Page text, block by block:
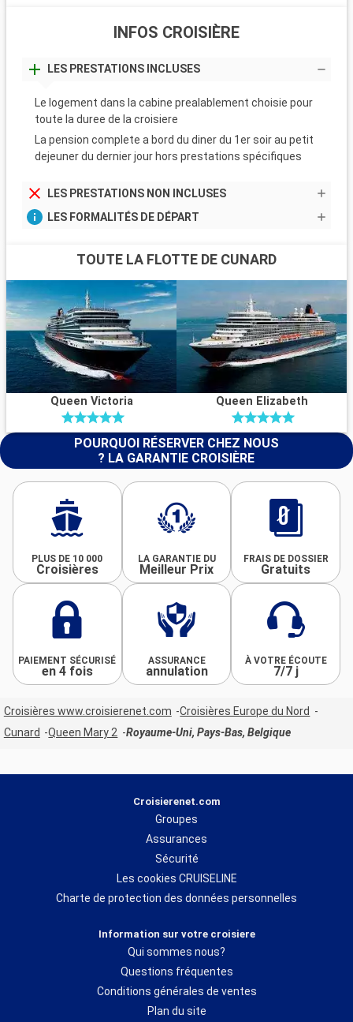
INFOS CROISIÈRE
LES PRESTATIONS INCLUSES
Le logement dans la cabine prealablement choisie pour
toute la duree de la croisiere
La pension complete a bord du diner du 1er soir au petit
dejeuner du dernier jour hors prestations spécifiques
LES PRESTATIONS NON INCLUSES
LES FORMALITÉS DE DÉPART
TOUTE LA FLOTTE DE CUNARD
Queen Victoria Queen Elizabeth
POURQUOI RÉSERVER CHEZ NOUS
? LA GARANTIE CROISIÈRE
PLUS DE 10 000
Croisières
LA GARANTIE DU
Meilleur Prix
FRAIS DE DOSSIER
Gratuits
PAIEMENT SÉCURISÉ
en 4 fois
ASSURANCE
annulation
À VOTRE ÉCOUTE
7/7 j
Croisières www.croisierenet.com
Croisières Europe du Nord
Cunard
Queen Mary 2 Royaume-Uni, Pays-Bas, Belgique
Croisierenet.com
Groupes
Assurances
Sécurité
Les cookies CRUISELINE
Charte de protection des données personnelles
Information sur votre croisiere
Qui sommes nous?
Questions fréquentes
Conditions générales de ventes
Plan du site